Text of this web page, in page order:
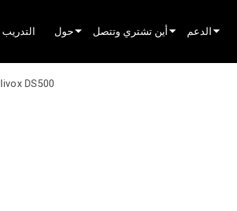
التدريب حول أين تشتري وتتصل الدعم
DS500